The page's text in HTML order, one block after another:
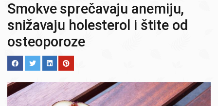
Smokve sprečavaju anemiju,
snižavaju holesterol i štite od
osteoporoze
Image